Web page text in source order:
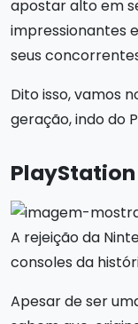
apostar alto em
impressionantes
seus
Dito isso, vamos
geração, indo do
PlayStation
A rejeição da
consoles da
Apesar de ser